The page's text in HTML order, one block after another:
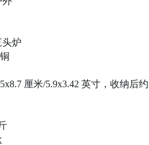
头炉
厘米/5.9x3.42 英寸，收纳后